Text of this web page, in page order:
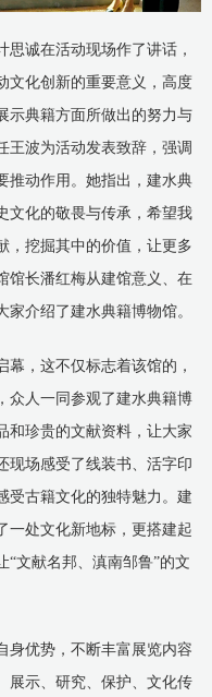
诚在活动现场作了讲话，
文化创新的重要意义，高度
示典籍方面所做出的努力与
王波为活动发表致辞，强调
推动作用。她指出，建水典
文化的敬畏与传承，希望我
，挖掘其中的价值，让更多
馆长潘红梅从建馆意义、在
介绍了建水典籍博物馆。
，这不仅标志着该馆的，
众人一同参观了建水典籍博
和珍贵的文献资料，让大家
现场感受了线装书、活字印
受古籍文化的独特魅力。建
一处文化新地标，更搭建起
“文献名邦、滇南邹鲁”的文
身优势，不断丰富展览内容
展示、研究、保护、文化传